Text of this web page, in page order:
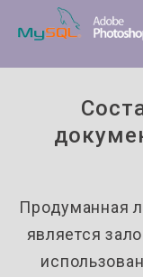
Продуманная
является